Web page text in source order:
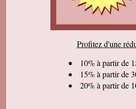
sommes très satisfaits.
remerciements et bonne
cordialement.
J'ai bien reçu votre paquet, et
dois dire qu'au début j'étais un
les prix . merci beaucoup
Pierre B
Je suis très très très satisfait
Profitez d'une
10% à partir de
15% à partir de
20% à partir de